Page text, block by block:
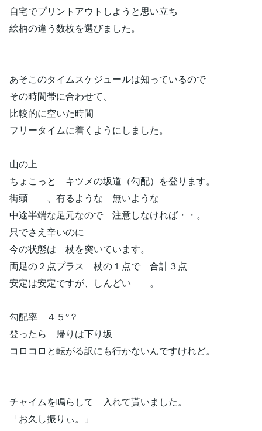
自宅でプリントアウトしようと思い立ち
絵柄の違う数枚を選びました。
あそこのタイムスケジュールは知っているので
その時間帯に合わせて、
比較的に空いた時間
フリータイムに着くようにしました。
山の上
ちょこっと キツメの坂道（勾配）を登ります。
街頭 、有るような 無いような
中途半端な足元なので 注意しなければ・・。
只でさえ辛いのに
今の状態は 杖を突いています。
両足の２点プラス 杖の１点で 合計３点
安定は安定ですが、しんどい 。
勾配率 ４５°？
登ったら 帰りは下り坂
コロコロと転がる訳にも行かないんですけれど。
チャイムを鳴らして 入れて貰いました。
「お久し振りぃ。」